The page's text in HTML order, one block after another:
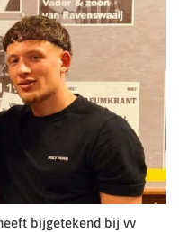
bijgetekend bij vv